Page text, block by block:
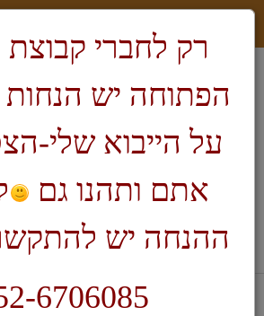
לעגלת הקניות
רק לחברי קבוצת
על הייבוא שלי-
אתם ותהנו גם
ההנחה יש
6706085